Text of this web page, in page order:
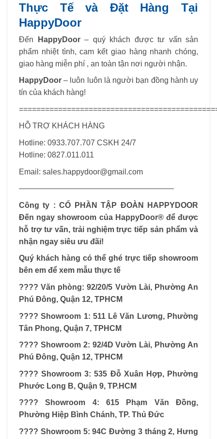
Thực Tế và Đặt Hàng Tại
HappyDoor
Đến HappyDoor– quý khách được tư vấn sản
phẩm nhiệt tình, cam kết giao hàng nhanh chóng,
giao hàng miễn phí , an toàn tận nơi người nhận.
HappyDoor – luôn luôn là người bạn đồng hành uy
tín của khách hàng!
HỖ TRỢ KHÁCH HÀNG
Hotline: 0933.707.707 CSKH 24/7
Hotline: 0827.011.011
Email: sales.happydoor@gmail.com
————————————————————
Công ty : CỔ PHẦN TẬP ĐOÀN HAPPYDOOR
Đến ngay showroom của HappyDoor® để được
hỗ trợ tư vấn, trải nghiệm trực tiếp sản phẩm và
nhận ngay siêu ưu đãi!
Quý khách hàng có thể ghé trực tiếp showroom
bên em để xem mẫu thực tế
???? Văn phòng: 92/20/5 Vườn Lài, Phường An
Phú Đông, Quận 12, TPHCM
???? Showroom 1: 511 Lê Văn Lương, Phường
Tân Phong, Quận 7, TPHCM
???? Showroom 2: 92/4D Vườn Lài, Phường An
Phú Đông, Quận 12, TPHCM
???? Showroom 3: 535 Đỗ Xuân Hợp, Phường
Phước Long B, Quận 9, TP.HCM
???? Showroom 4: 615 Phạm Văn Đồng,
Phường Hiệp Bình Chánh, TP. Thủ Đức
???? Showroom 5: 94C Đường 3 tháng 2, Hưng